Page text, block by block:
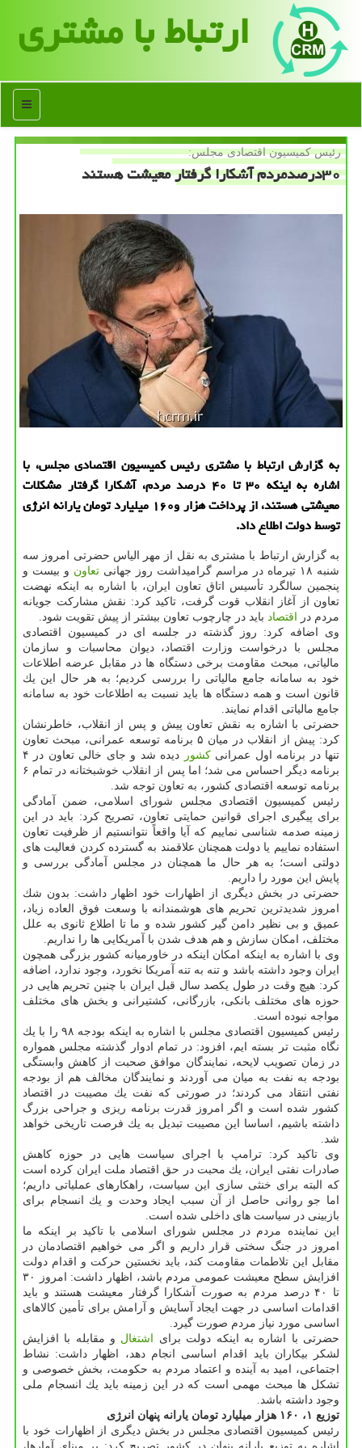
ارتباط با مشتری
منو
رئیس كمیسیون اقتصادی مجلس:
۳۰درصدمردم آشكارا گرفتار معیشت هستند
به گزارش ارتباط با مشتری رئیس كمیسیون اقتصادی مجلس، با
اشاره به اینكه ۳۰ تا ۴۰ درصد مردم، آشكارا گرفتار مشكلات
معیشتی هستند، از پرداخت هزار و۱۶۰ میلیارد تومان یارانه انرژی
توسط دولت اطلاع داد.
به گزارش ارتباط با مشتری به نقل از مهر الیاس حضرتی امروز سه
شنبه ۱۸ تیرماه در مراسم گرامیداشت روز جهانی
تعاون و بیست و
پنجمین سالگرد تأسیس اتاق تعاون ایران، با اشاره به اینكه نهضت
تعاون از آغاز انقلاب قوت گرفت، تاكید كرد: نقش مشاركت جویانه
مردم در
اقتصاد باید در چارچوب تعاون بیشتر از پیش تقویت شود.
وی اضافه كرد: روز گذشته در جلسه ای در كمیسیون اقتصادی
مجلس با درخواست وزارت اقتصاد، دیوان محاسبات و سازمان
مالیاتی، مبحث مقاومت برخی دستگاه ها در مقابل عرضه اطلاعات
خود به سامانه جامع مالیاتی را بررسی كردیم؛ به هر حال این یك
قانون است و همه دستگاه ها باید نسبت به اطلاعات خود به سامانه
جامع مالیاتی اقدام نمایند.
حضرتی با اشاره به نقش تعاون پیش و پس از انقلاب، خاطرنشان
كرد: پیش از انقلاب در میان ۵ برنامه توسعه عمرانی، مبحث تعاون
تنها در برنامه اول عمرانیكشور
دیده شد و جای خالی تعاون در ۴
برنامه دیگر احساس می شد؛ اما پس از انقلاب خوشبختانه در تمام ۶
برنامه توسعه اقتصادی كشور، به تعاون توجه شد.
رئیس كمیسیون اقتصادی مجلس شورای اسلامی، ضمن آمادگی
برای پیگیری اجرای قوانین حمایتی تعاون، تصریح كرد: باید در این
زمینه صدمه شناسی نماییم كه آیا واقعاً نتوانستیم از ظرفیت تعاون
استفاده نماییم یا دولت همچنان علاقمند به گسترده كردن فعالیت های
دولتی است؛ به هر حال ما همچنان در مجلس آمادگی بررسی و
پایش این مورد را داریم.
حضرتی در بخش دیگری از اظهارات خود اظهار داشت: بدون شك
امروز شدیدترین تحریم های هوشمندانه با وسعت فوق العاده زیاد،
عمیق و بی نظیر دامن گیر كشور شده و ما تا اطلاع ثانوی به علل
مختلف، امكان سازش و هم هدف شدن با آمریكایی ها را نداریم.
وی با اشاره به اینكه امكان اینكه در خاورمیانه كشور بزرگی همچون
ایران وجود داشته باشد و تنه به تنه آمریكا نخورد، وجود ندارد، اضافه
كرد: هیچ وقت در طول یكصد سال قبل ایران با چنین تحریم هایی در
حوزه های مختلف بانكی، بازرگانی، كشتیرانی و بخش های مختلف
مواجه نبوده است.
رئیس كمیسیون اقتصادی مجلس با اشاره به اینكه بودجه ۹۸ را با یك
نگاه مثبت تر بسته ایم، افزود: در تمام ادوار گذشته مجلس همواره
در زمان تصویب لایحه، نمایندگان موافق صحبت از كاهش وابستگی
بودجه به نفت به میان می آوردند و نمایندگان مخالف هم از بودجه
نفتی انتقاد می كردند؛ در صورتی كه نفت یك مصیبت در اقتصاد
كشور شده است و اگر امروز قدرت برنامه ریزی و جراحی بزرگ
داشته باشیم، اساسا این مصیبت تبدیل به یك فرصت تاریخی خواهد
شد.
وی تاكید كرد: ترامپ با اجرای سیاست هایی در حوزه كاهش
صادرات نفتی ایران، یك محبت در حق اقتصاد ملت ایران كرده است
كه البته برای خنثی سازی این سیاست، راهكارهای عملیاتی داریم؛
اما جو روانی حاصل از آن سبب ایجاد وحدت و یك انسجام برای
بازبینی در سیاست های داخلی شده است.
این نماینده مردم در مجلس شورای اسلامی با تاكید بر اینكه ما
امروز در جنگ سختی قرار داریم و اگر می خواهیم اقتصادمان در
مقابل این تلاطمات مقاومت كند، باید نخستین حركت و اقدام دولت
افزایش سطح معیشت عمومی مردم باشد، اظهار داشت: امروز ۳۰
تا ۴۰ درصد مردم به صورت آشكارا گرفتار معیشت هستند و باید
اقدامات اساسی در جهت ایجاد آسایش و آرامش برای تأمین كالاهای
اساسی مورد نیاز مردم صورت گیرد.
حضرتی با اشاره به اینكه دولت برای
اشتغال و مقابله با افزایش
لشكر بیكاران باید اقدام اساسی انجام دهد، اظهار داشت: نشاط
اجتماعی، امید به آینده و اعتماد مردم به حكومت، بخش خصوصی و
تشكل ها مبحث مهمی است كه در این زمینه باید یك انسجام ملی
وجود داشته باشد.
توزیع ۱، ۱۶۰ هزار میلیارد تومان یارانه پنهان انرژی
رئیس كمیسیون اقتصادی مجلس در بخش دیگری از اظهارات خود با